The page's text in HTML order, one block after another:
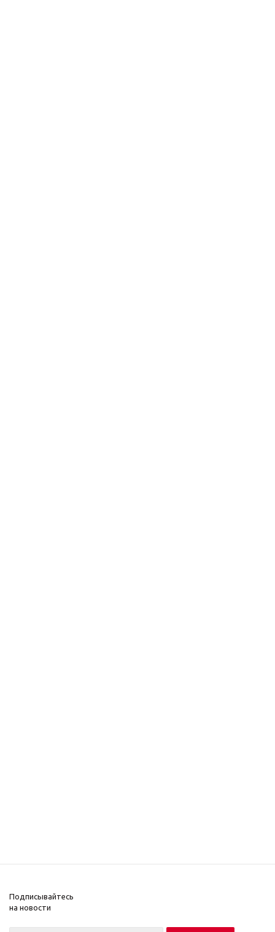
Подписывайтесь
на новости